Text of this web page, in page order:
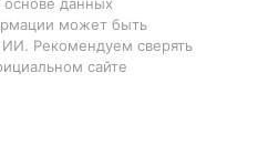
может быть
Рекомендуем сверять
сайте